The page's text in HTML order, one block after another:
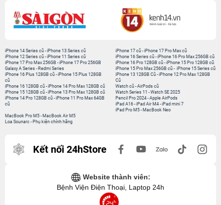
iPhone 14 Series cũ -iPhone 13 Series cũ
iPhone 12 Series cũ -iPhone 11 Series cũ
iPhone 17 Pro Max 256GB -iPhone 17 Pro 256GB
Galaxy A Series - Redmi Series
iPhone 17 cũ -iPhone 17 Pro Max cũ
iPhone 16 Series cũ - iPhone 16 Pro Max 256GB cũ
iPhone 16 Pro 128GB cũ -iPhone 15 Pro 128GB cũ
iPhone 15 Pro Max 256GB cũ - iPhone 15 Series cũ
iPhone 16 Plus 128GB cũ -iPhone 15 Plus 128GB
cũ
iPhone 16 128GB cũ -iPhone 14 Pro Max 128GB cũ
iPhone 15 128GB cũ -iPhone 13 Pro Max 128GB cũ
iPhone 14 Pro 128GB cũ -iPhone 11 Pro Max 64GB
cũ
iPhone 13 128GB Cũ -iPhone 12 Pro Max 128GB
Cũ
Watch cũ -AirPods cũ
Watch Series 11 -Watch SE 2025
Pencil Pro 2024 -Apple AirPods
iPad A16 -iPad Air M4 -iPad mini 7
iPad Pro M5 - MacBook Neo
MacBook Pro M5 - MacBook Air M5
Loa Sounarc - Phụ kiện chính hãng
Kết nối 24hStore
Website thành viên:
Bệnh Viện Điện Thoại, Laptop 24h